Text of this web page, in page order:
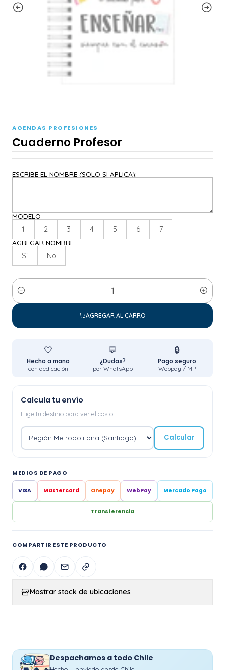
AGENDAS PROFESIONES
Cuaderno Profesor
ESCRIBE EL NOMBRE (SOLO SI APLICA):
MODELO
1 2 3 4 5 6 7
AGREGAR NOMBRE
Si No
Cantidad
AGREGAR AL CARRO
🤍
Hecho a mano
con dedicación
💬
¿Dudas?
por WhatsApp
🔒
Pago seguro
Webpay / MP
Calcula tu envío
Elige tu destino para ver el costo.
Calcular
MEDIOS DE PAGO
VISA Mastercard Onepay WebPay Mercado Pago
Transferencia
COMPARTIR ESTE PRODUCTO
Mostrar stock de ubicaciones
|
Despachamos a todo Chile